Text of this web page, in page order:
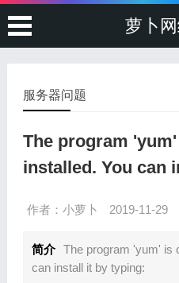
萝卜
服务器问题
The program
installed. You can
作者：小萝卜 2019-11-29
简介 The program 'yum' is
can install it by typing: